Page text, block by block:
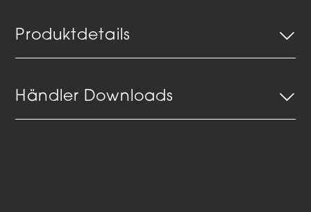
Produktdetails
Händler Downloads